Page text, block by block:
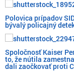
Polovica prípadov
bývalý policajný
Spoločnosť Kaiser
to, že nútila
dali zaočkovať proti